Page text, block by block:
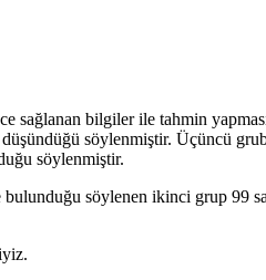
sağlanan bilgiler ile tahmin
söylenmiştir. Üçüncü
söylenmiştir.
söylenen ikinci grup 99